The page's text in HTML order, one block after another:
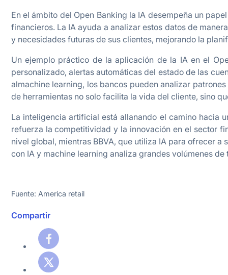
En el ámbito del Open Banking la IA desempeña un
financieros. La IA ayuda a analizar estos datos de
y necesidades futuras de sus clientes, mejorando la
Un ejemplo práctico de la aplicación de la IA en el
personalizado, alertas automáticas del estado de las
almachine learning, los bancos pueden analizar
de herramientas no solo facilita la vida del cliente, sino
La inteligencia artificial está allanando el camino hacia
refuerza la competitividad y la innovación en el sector
nivel global, mientras BBVA, que utiliza IA para ofrecer
con IA y machine learning analiza grandes volúmenes
Fuente: America retail
Compartir